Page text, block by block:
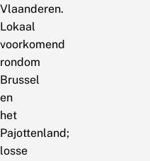
Vlaanderen.
Lokaal
voorkomend
rondom
Brussel
en
het
Pajottenland;
losse